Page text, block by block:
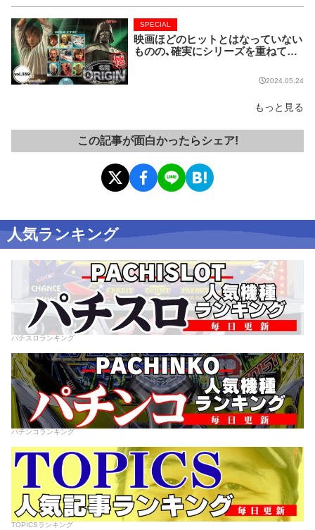
映画ほどのヒットとはなっていない
ものの、確実にシリーズを重ねてい
SPECIAL
2024.05.24
もっと見る
この記事が面白かったらシェア!
人気ランキング
パチスロランキング
パチンコランキング
TOPICSランキング